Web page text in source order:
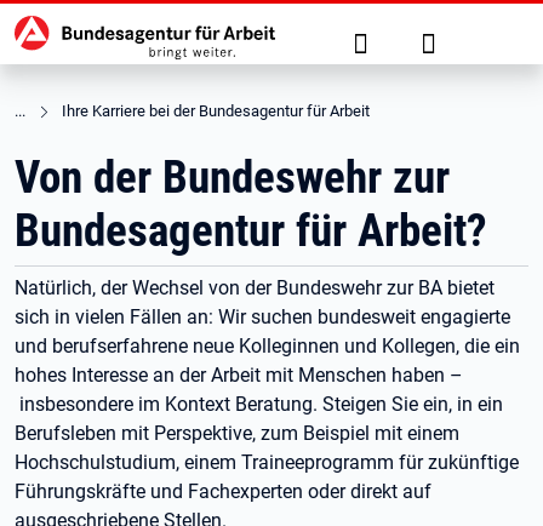
zu den Hauptinhalten springen
Hauptnavigation Suche Anmelden
Ihre Karriere bei der Bundesagentur für Arbeit
Von der Bundeswehr zur
Bundesagentur für Arbeit?
Natürlich, der Wechsel von der Bundeswehr zur BA bietet
sich in vielen Fällen an: Wir suchen bundesweit engagierte
und berufserfahrene neue Kolleginnen und Kollegen, die ein
hohes Interesse an der Arbeit mit Menschen haben –
insbesondere im Kontext Beratung. Steigen Sie ein, in ein
Berufsleben mit Perspektive, zum Beispiel mit einem
Hochschulstudium, einem Traineeprogramm für zukünftige
Führungskräfte und Fachexperten oder direkt auf
ausgeschriebene Stellen.